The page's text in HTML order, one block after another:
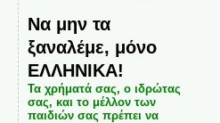
Να μην τα
ξαναλέμε, μόνο
ΕΛΛΗΝΙΚΑ!
Τα χρήματά σας, ο ιδρώτας
σας, και το μέλλον των
παιδιών σας πρέπει να